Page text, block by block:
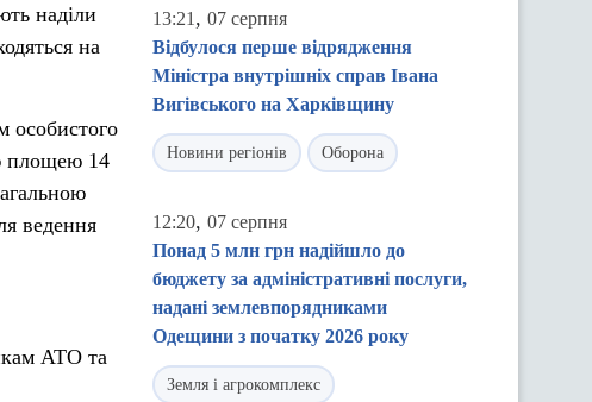
наділи
на
особистого
площею 14
ведення
АТО та
13:21 , 07 серпня
Відбулося перше відрядження
Міністра внутрішніх справ Івана
Вигівського на Харківщину
Новини регіонів Оборона
12:20, 07 серпня
Понад 5 млн грн надійшло до
бюджету за адміністративні послуги,
надані землевпорядниками
Одещини з початку 2026 року
Земля і агрокомплекс